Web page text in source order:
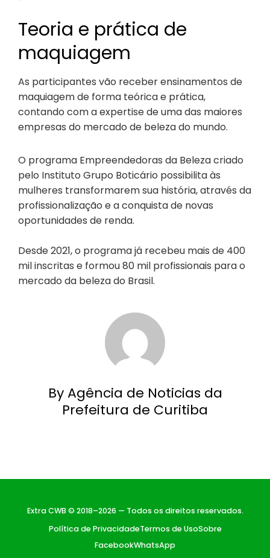
Teoria e prática de
maquiagem
As participantes vão receber ensinamentos de
maquiagem de forma teórica e prática,
contando com a expertise de uma das maiores
empresas do mercado de beleza do mundo.
O programa Empreendedoras da Beleza criado
pelo Instituto Grupo Boticário possibilita às
mulheres transformarem sua história, através da
profissionalização e a conquista de novas
oportunidades de renda.
Desde 2021, o programa já recebeu mais de 400
mil inscritas e formou 80 mil profissionais para o
mercado da beleza do Brasil.
By Agência de Noticias da
Prefeitura de Curitiba
Extra CWB © 2018–2026 — Todos os direitos reservados.
Política de PrivacidadeTermos de UsoSobre
FacebookWhatsApp